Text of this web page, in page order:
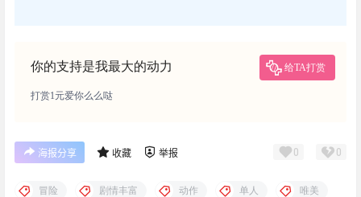
你的支持是我最大的动力 给TA打赏
打赏1元爱你么么哒
海报分享 收藏 举报 0 0
冒险 剧情丰富 动作 单人 唯美